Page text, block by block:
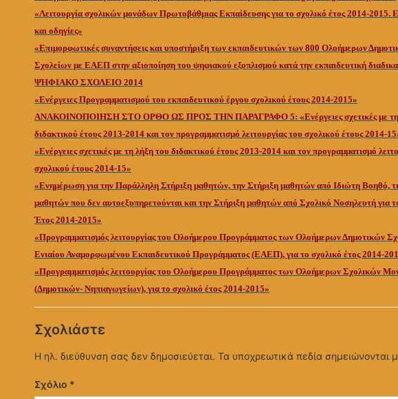
«Λειτουργία σχολικών μονάδων Πρωτοβάθμιας Εκπαίδευσης για το σχολικό έτος 2014-2015.
και οδηγίες»
«Επιμορφωτικές συναντήσεις και υποστήριξη των εκπαιδευτικών των 800 Ολοήμερων
Σχολείων με ΕΑΕΠ στην αξιοποίηση του ψηφιακού εξοπλισμού κατά την εκπαιδευτική
ΨΗΦΙΑΚΟ ΣΧΟΛΕΙΟ 2014
«Ενέργειες Προγραμματισμού του εκπαιδευτικού έργου σχολικού έτους 2014-2015»
ΑΝΑΚΟΙΝΟΠΟΙΗΣΗ ΣΤΟ ΟΡΘΟ ΩΣ ΠΡΟΣ ΤΗΝ ΠΑΡΑΓΡΑΦΟ 5: «Ενέργειες σχετικές με
διδακτικού έτους 2013-2014 και τον προγραμματισμό λειτουργίας του σχολικού έτους 2014-
«Ενέργειες σχετικές με τη λήξη του διδακτικού έτους 2013-2014 και τον προγραμματισμό
σχολικού έτους 2014-15»
«Ενημέρωση για την Παράλληλη Στήριξη μαθητών, την Στήριξη μαθητών από Ιδιώτη Βοηθό,
μαθητών που δεν αυτοεξυπηρετούνται και την Στήριξη μαθητών από Σχολικό Νοσηλευτή για
Έτος 2014-2015»
«Προγραμματισμός λειτουργίας του Ολοήμερου Προγράμματος των Ολοήμερων Δημοτικών
Ενιαίου Αναμορφωμένου Εκπαιδευτικού Προγράμματος (ΕΑΕΠ), για το σχολικό έτος 2014-
«Προγραμματισμός λειτουργίας του Ολοήμερου Προγράμματος των Ολοήμερων Σχολικών
(Δημοτικών- Νηπιαγωγείων), για το σχολικό έτος 2014-2015»
Σχολιάστε
Η ηλ. διεύθυνση σας δεν δημοσιεύεται. Τα υποχρεωτικά πεδία σημειώνονται
Σχόλιο *